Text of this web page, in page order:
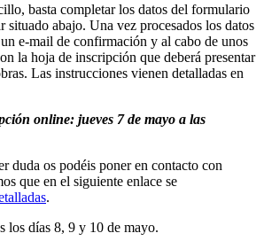
basta completar los datos del formulario
situado abajo. Una vez procesados los datos
e-mail de confirmación y al cabo de unos
la hoja de inscripción que deberá presentar
Las instrucciones vienen detalladas en
online: jueves 7 de mayo a las
duda os podéis poner en contacto con
que en el siguiente enlace se
.
los días 8, 9 y 10 de mayo.